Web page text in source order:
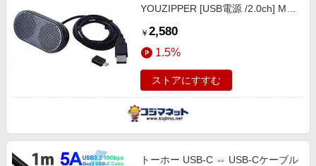
YOUZIPPER [USB電源 /2.0ch] MS-
￥ 2,580
1.5%
ストアにすすむ
トーホー USB-C ⇔ USB-Cケーブル